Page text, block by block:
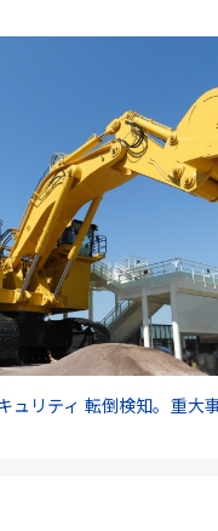
ュリティ 転倒検知。重大